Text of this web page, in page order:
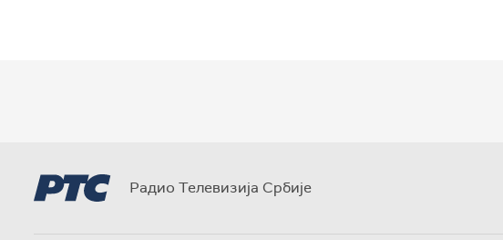
Радио Телевизија Србије